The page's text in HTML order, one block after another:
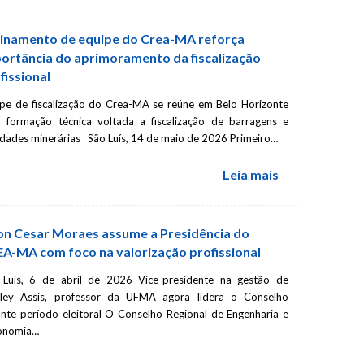
está com inscrições
“Orçamento de
pelo Engenheiro
Conceito de
básicas e…
de equipe do Crea-MA reforça
do aprimoramento da fiscalização
de fiscalização do Crea-MA se reúne em Belo Horizonte
formação técnica voltada a fiscalização de barragens e
minerárias São Luís, 14 de maio de 2026 Primeiro…
Leia mais
Cesar Moraes assume a Presidência do
MA com foco na valorização profissional
Luís, 6 de abril de 2026 Vice-presidente na gestão de
Assis, professor da UFMA agora lidera o Conselho
período eleitoral O Conselho Regional de Engenharia e